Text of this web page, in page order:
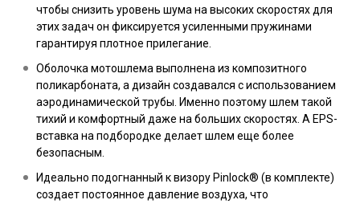
чтобы снизить уровень шума на высоких скоростях для
этих задач он фиксируется усиленными пружинами
гарантируя плотное прилегание.
Оболочка мотошлема выполнена из композитного
поликарбоната, а дизайн создавался с использованием
аэродинамической трубы. Именно поэтому шлем такой
тихий и комфортный даже на больших скоростях. А EPS-
вставка на подбородке делает шлем еще более
безопасным.
Идеально подогнанный к визору Pinlock® (в комплекте)
создает постоянное давление воздуха, что